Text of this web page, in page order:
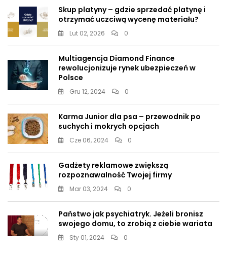
Skup platyny – gdzie sprzedać platynę i
otrzymać uczciwą wycenę materiału?
Lut 02, 2026 0
Multiagencja Diamond Finance
rewolucjonizuje rynek ubezpieczeń w
Polsce
Gru 12, 2024 0
Karma Junior dla psa – przewodnik po
suchych i mokrych opcjach
Cze 06, 2024 0
Gadżety reklamowe zwiększą
rozpoznawalność Twojej firmy
Mar 03, 2024 0
Państwo jak psychiatryk. Jeżeli bronisz
swojego domu, to zrobią z ciebie wariata
Sty 01, 2024 0